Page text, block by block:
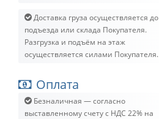
Доставка груза осуществляется до
подъезда или склада Покупателя.
Разгрузка и подъём на этаж
осуществляется силами Покупателя.
Оплата
Безналичная — согласно
выставленному счету c НДС 22% на